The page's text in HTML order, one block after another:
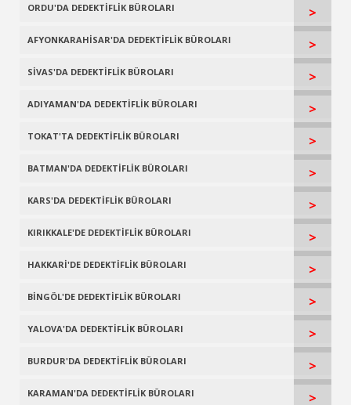
ORDU'DA DEDEKTİFLİK BÜROLARI >
AFYONKARAHİSAR'DA DEDEKTİFLİK BÜROLARI >
SİVAS'DA DEDEKTİFLİK BÜROLARI >
ADIYAMAN'DA DEDEKTİFLİK BÜROLARI >
TOKAT'TA DEDEKTİFLİK BÜROLARI >
BATMAN'DA DEDEKTİFLİK BÜROLARI >
KARS'DA DEDEKTİFLİK BÜROLARI >
KIRIKKALE'DE DEDEKTİFLİK BÜROLARI >
HAKKARİ'DE DEDEKTİFLİK BÜROLARI >
BİNGÖL'DE DEDEKTİFLİK BÜROLARI >
YALOVA'DA DEDEKTİFLİK BÜROLARI >
BURDUR'DA DEDEKTİFLİK BÜROLARI >
KARAMAN'DA DEDEKTİFLİK BÜROLARI >